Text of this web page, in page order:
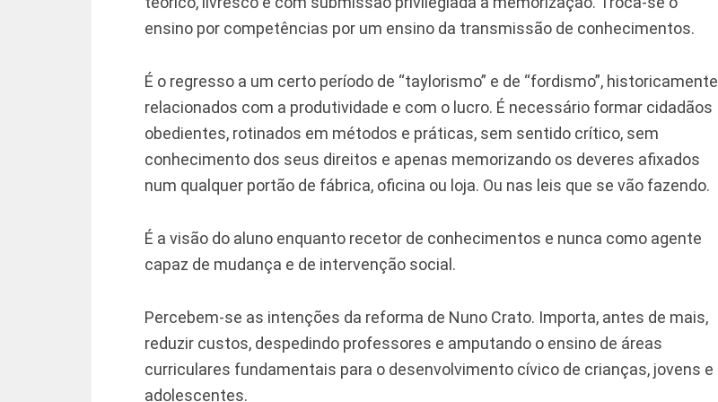
ensino por competências por um ensino da transmissão de conhecimentos.
É o regresso a um certo período de “taylorismo” e de “fordismo”, historicamente
relacionados com a produtividade e com o lucro. É necessário formar cidadãos
obedientes, rotinados em métodos e práticas, sem sentido crítico, sem
conhecimento dos seus direitos e apenas memorizando os deveres afixados
num qualquer portão de fábrica, oficina ou loja. Ou nas leis que se vão fazendo.
É a visão do aluno enquanto recetor de conhecimentos e nunca como agente
capaz de mudança e de intervenção social.
Percebem-se as intenções da reforma de Nuno Crato. Importa, antes de mais,
reduzir custos, despedindo professores e amputando o ensino de áreas
curriculares fundamentais para o desenvolvimento cívico de crianças, jovens e
adolescentes.